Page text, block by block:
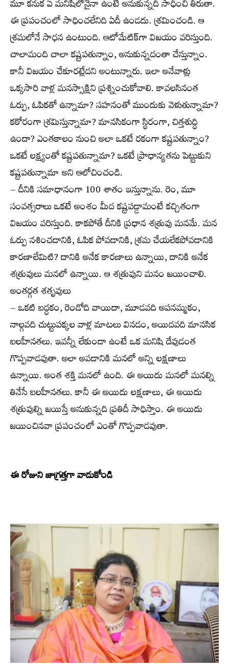
మూ కనుక ఏ మనిషిలోనైనా ఉంటే అనుకున్నది సాధించి తీరుతా.
ఈ ప్రపంచంలో సాధించలేనిది ఏదీ ఉండదు. శ్రమించండి. ఆ
శ్రమలోనే సాధన ఉంటుంది. ఆటోమేటిక్‌గా విజయం వరిస్తుంది.
చాలామంది చాలా కష్టపతున్నాం, అనుకున్నదంతా చేస్తున్నాం.
కానీ విజయం చేకూరట్లేదని అంటున్నారు. ఇలా అనేవాళ్లు
ఒక్కసారి వాళ్ల మనస్సాక్షిని ప్రశ్నించుకోవాలి. కావలసినంత
ఓర్పు, ఓపికతో ఉన్నామా? సహనంతో ముందుకు వెళుతున్నామా?
కఠోరంగా శ్రమిస్తున్నామా? మానసికంగా స్థిరంగా, చిత్తశుద్ధి
ఉందా? ఎంతకాలం నుంచి అలా ఒకటే రకంగా కష్టపతున్నాం?
ఒకటే లక్ష్యంతో కష్టపతున్నామా? ఒకటే ప్రాధాన్యతను పెట్టుకుని
కష్టపతున్నామా అని ఆలోచించండి.
– దీనికి సమాధానంగా 100 శాతం ఇస్తున్నాను. రెం, మూ
సంవత్సరాలు ఒకటే అంశం మీద కష్టపడ్డామంటే కచ్చితంగా
విజయం వరిస్తుంది. కాకపోతే దీనికి ప్రధాన శత్రువు మనమే. మన
ఓర్పు నశించడానికి, ఓపిక పోవడానికి, శ్రమ చేయలేకపోవడానికి
కారణాలేమిటి? దానికి అనేక కారణాలు ఉన్నాయి, దానికి అనేక
శత్రువులు మనలో ఉన్నాయి. ఆ శత్రువుని మనం జయించాలి.
అంతర్గత శతృవులు
– ఒకటి బద్ధకం, రెండోది వాయిదా, మూడవది అపనమ్మకం,
నాల్గవది చుట్టుపక్కల వాళ్ల మాటలు వినడం, అయిదవది మానసిక
బలహీనతలు. ఇవన్నీ లేకుండా ఉంటే ఒక మనిషి దేవుడంత
గొప్పవాడవుతా. అలా అవడానికి మనలో అన్ని లక్షణాలు
ఉన్నాయి. అంత శక్తి మనలో ఉంది. ఈ అయిదు మనలో మనల్ని
తినేసే బలహీనతలు. కానీ ఈ అయిదు లక్షణాలు, ఈ అయిదు
శత్రువుల్ని జయిస్తే అనుకున్నది ప్రతిదీ సాధిస్తాం. ఈ అయిదు
జయించినవా ప్రపంచంలో ఎంతో గొప్పవాడవుతా.
ఈ రోజుని జాగ్రత్తగా వాడుకోండి